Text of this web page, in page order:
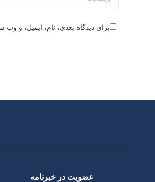
برای دیدگاه بعدی، نام، ایمیل، و
عضویت در خبرنامه